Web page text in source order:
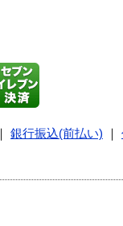
銀行振込(前払い)